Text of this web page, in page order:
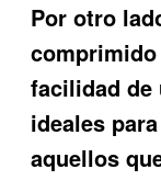
Por otro
facilidad de
ideales
aquellos